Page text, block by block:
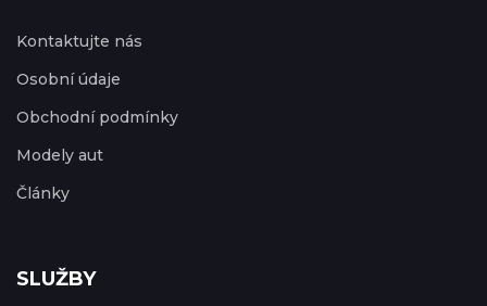
Kontaktujte nás
Osobní údaje
Obchodní podmínky
Modely aut
Články
SLUŽBY